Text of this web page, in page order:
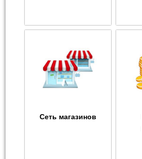
Сеть магазинов